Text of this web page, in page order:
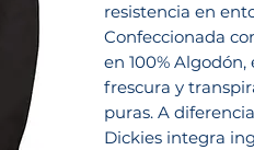
resistencia en
Confeccionada
en 100%
frescura y
puras. A
Dickies integra